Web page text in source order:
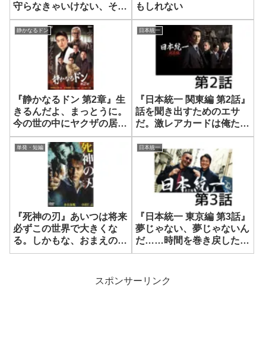
守らなきゃいけない、そう
思ったことあるか？
もしれない
静かなるドン
『静かなるドン 第2章』生
きるんだよ、まっとうに。
今の世の中にヤクザの居場
所なんかねえんだから
日本統一
『日本統一 関東編 第2話』
話を聞き出すためのエサ
だ。激レアカードは俺たち
が守る
単発・短編
『死神の刃』あいつは将来
必ずこの世界で大きくな
る。しかもな、おまえの運
命を大きく変える男だ
日本統一
『日本統一 東京編 第3話』
夢じゃない、夢じゃないん
だ……時間を巻き戻した
い。こんなことになる前に
スポンサーリンク